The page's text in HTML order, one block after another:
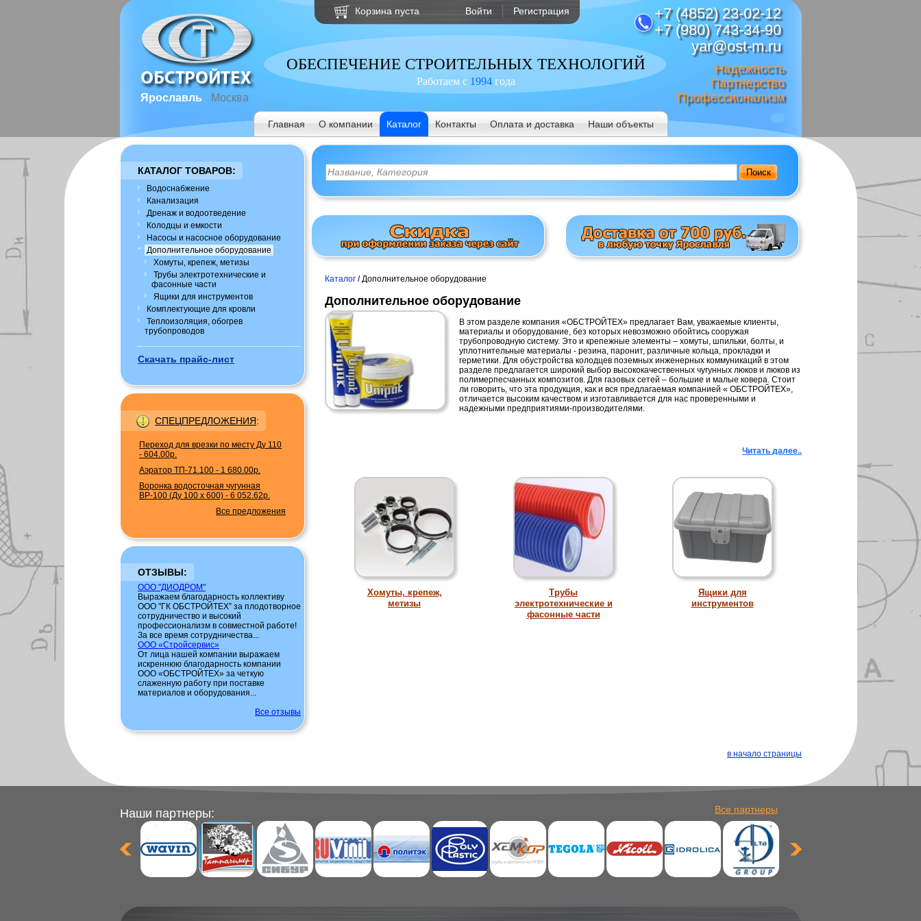
Ярославль Москва
Корзина пуста Войти Регистрация
ОБЕСПЕЧЕНИЕ СТРОИТЕЛЬНЫХ ТЕХНОЛОГИЙ
Работаем с 1994года
+7 (4852) 23-02-12
+7 (980) 743-34-90
yar@ost-m.ru
Надежность
Партнерство
Профессионализм
Главная О компании Каталог Контакты Оплата и доставка Наши объекты
КАТАЛОГ ТОВАРОВ:
Водоснабжение
Канализация
Дренаж и водоотведение
Колодцы и емкости
Насосы и насосное оборудование
Дополнительное оборудование
Хомуты, крепеж, метизы
Трубы электротехнические и
фасонные части
Ящики для инструментов
Комплектующие для кровли
Теплоизоляция, обогрев
трубопроводов
Скачать прайс-лист
СПЕЦПРЕДЛОЖЕНИЯ:
Переход для врезки по месту Ду 110
- 604.00р.
Аэратор ТП-71.100 - 1 680.00р.
Воронка водосточная чугунная
ВР-100 (Ду 100 х 600) - 6 052.62р.
Все предложения
ОТЗЫВЫ:
ООО "ДИОДРОМ"
Выражаем благодарность коллективу
ООО "ГК ОБСТРОЙТЕХ” за плодотворное
сотрудничество и высокий
профессионализм в совместной работе!
За все время сотрудничества...
ООО «Стройсервис»
От лица нашей компании выражаем
искреннюю благодарность компании
ООО «ОБСТРОЙТЕХ» за четкую
слаженную работу при поставке
материалов и оборудования...
Все отзывы
Поиск
Каталог / Дополнительное оборудование
Дополнительное оборудование
В этом разделе компания «ОБСТРОЙТЕХ» предлагает Вам, уважаемые клиенты,
материалы и оборудование, без которых невозможно обойтись сооружая
трубопроводную систему. Это и крепежные элементы – хомуты, шпильки, болты, и
уплотнительные материалы - резина, паронит, различные кольца, прокладки и
герметики. Для обустройства колодцев поземных инженерных коммуникаций в этом
разделе предлагается широкий выбор высококачественных чугунных люков и люков из
полимерпесчанных композитов. Для газовых сетей – большие и малые ковера. Стоит
ли говорить, что эта продукция, как и вся предлагаемая компанией « ОБСТРОЙТЕХ»,
отличается высоким качеством и изготавливается для нас проверенными и
надежными предприятиями-производителями.
Читать далее..
Хомуты, крепеж,
метизы
Трубы
электротехнические и
фасонные части
Ящики для
инструментов
в начало страницы
Наши партнеры: Все партнеры